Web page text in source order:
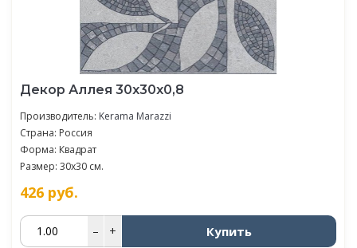
Декор Аллея 30x30x0,8
Производитель: Kerama Marazzi
Страна: Россия
Форма: Квадрат
Размер: 30x30 см.
426 руб.
– + Купить